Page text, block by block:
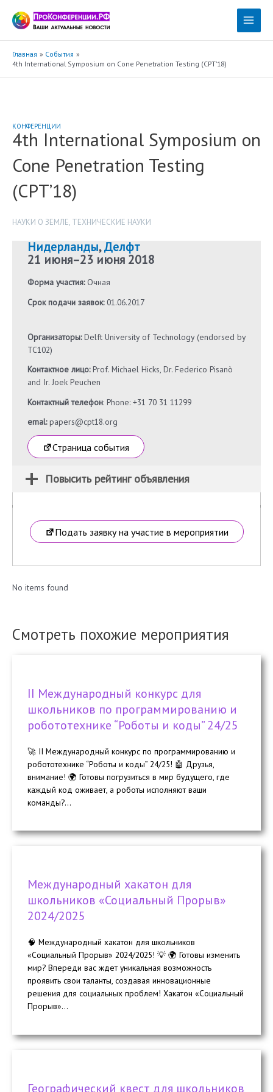
содержимому
Main
Главная
События
4th International Symposium on Cone Penetration Testing (CPT’18)
КОНФЕРЕНЦИИ
4th International Symposium on
Cone Penetration Testing
(CPT’18)
НАУКИ О ЗЕМЛЕ, ТЕХНИЧЕСКИЕ НАУКИ
Нидерланды,Делфт
21 июня–23 июня 2018
Форма участия:Очная
Срок подачи заявок:01.06.2017
Организаторы:Delft University of Technology (endorsed by
TC102)
Контактное лицо:Prof. Michael Hicks, Dr. Federico Pisanò
and Ir. Joek Peuchen
Контактный телефон: Phone: +31 70 31 11299
emal:papers@cpt18.org
Страница события
Повысить рейтинг объявления
Подать заявку на участие в мероприятии
No items found
Смотреть похожие мероприятия
II Международный конкурс для
школьников по программированию и
робототехнике “Роботы и коды” 24/25
🚀 II Международный конкурс по программированию и
робототехнике “Роботы и коды” 24/25! 🤖 Друзья,
внимание! 🌍 Готовы погрузиться в мир будущего, где
каждый код оживает, а роботы исполняют ваши
команды?...
Международный хакатон для
школьников «Социальный Прорыв»
2024/2025
🧠 Международный хакатон для школьников
«Социальный Прорыв» 2024/2025! 💡 🌍 Готовы изменить
мир? Впереди вас ждет уникальная возможность
проявить свои таланты, создавая инновационные
решения для социальных проблем! Хакатон «Социальный
Прорыв»...
Географический квест для школьников